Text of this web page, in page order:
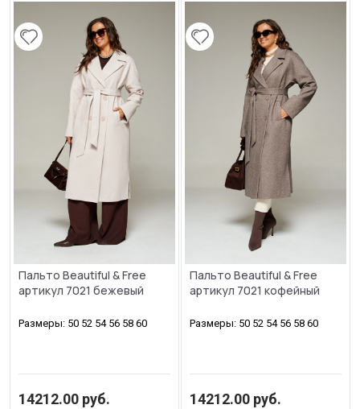
Пальто Beautiful & Free
артикул 7021 бежевый
Размеры: 50 52 54 56 58 60
14212.00 руб.
Пальто Beautiful & Free
артикул 7021 кофейный
Размеры: 50 52 54 56 58 60
14212.00 руб.